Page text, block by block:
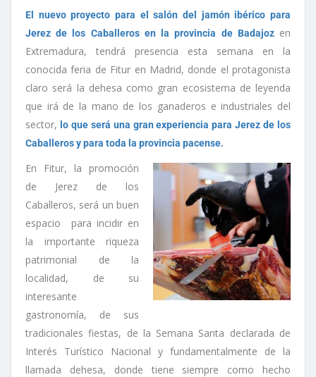
El nuevo proyecto para el salón del jamón ibérico para
Jerez de los Caballeros en la provincia de Badajoz en
Extremadura, tendrá presencia esta semana en la
conocida feria de Fitur en Madrid, donde el protagonista
claro será la dehesa como gran ecosistema de leyenda
que irá de la mano de los ganaderos e industriales del
sector, lo que será una gran experiencia para Jerez de los
Caballeros y para toda la provincia pacense.
En Fitur, la promoción
de Jerez de los
Caballeros, será un buen
espacio para incidir en
la importante riqueza
patrimonial de la
localidad, de su
interesante
gastronomía, de sus
tradicionales fiestas, de la Semana Santa declarada de
Interés Turístico Nacional y fundamentalmente de la
llamada dehesa, donde tiene siempre como hecho